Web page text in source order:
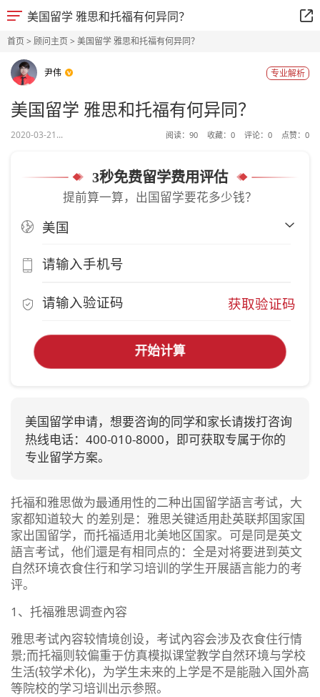
美国留学 雅思和托福有何异同？
首页> 顾问主页> 美国留学 雅思和托福有何异同？
尹伟 专业解析
美国留学 雅思和托福有何异同？
2020-03-21... 阅读： 90 收藏： 0 评论： 0 点赞： 0
3秒免费留学费用评估
提前算一算，出国留学要花多少钱？
获取验证码
开始计算
美国留学申请，想要咨询的同学和家长请拨打咨询
热线电话：400-010-8000，即可获取专属于你的
专业留学方案。
托福和雅思做为最通用性的二种出国留学語言考试，大
家都知道较大 的差别是：雅思关键适用赴英联邦国家国
家出国留学，而托福适用北美地区国家。可是同是英文
語言考试，他们還是有相同点的：全是对将要进到英文
自然环境衣食住行和学习培训的学生开展語言能力的考
评。
1、托福雅思调查內容
雅思考试內容较情境创设，考试內容会涉及衣食住行情
景;而托福则较偏重于仿真模拟课堂教学自然环境与学校
生活(较学术化)，为学生未来的上学是不是能融入国外高
等院校的学习培训出示参照。